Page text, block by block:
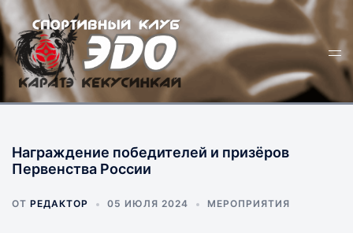
Перейти
к
содержимому
Награждение победителей и призёров
Первенства России
ОТ РЕДАКТОР 05 ИЮЛЯ 2024 МЕРОПРИЯТИЯ